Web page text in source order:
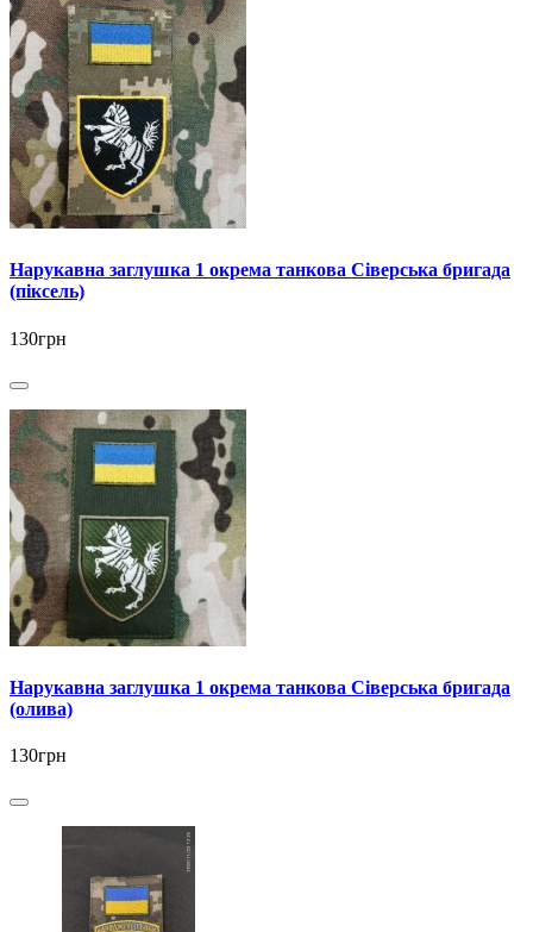
Нарукавна заглушка 1 окрема танкова Сіверська бригада
(піксель)
130грн
Нарукавна заглушка 1 окрема танкова Сіверська бригада
(олива)
130грн